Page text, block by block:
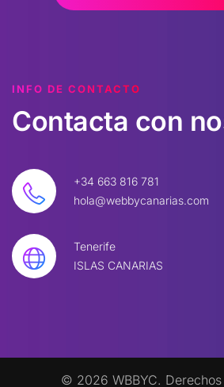
INFO DE CONTACTO
Contacta con
+34 663 816 781
hola@webbycanarias.com
Tenerife
ISLAS CANARIAS
© 2026 WBBYC.